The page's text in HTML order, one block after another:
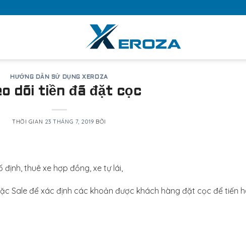
HƯỚNG DẪN SỬ DỤNG XEROZA
dõi tiền đã đặt cọc
THỜI GIAN 23 THÁNG 7, 2019 BỞI
định, thuê xe hợp đồng, xe tự lái,
Sale để xác định các khoản được khách hàng đặt cọc để tiến